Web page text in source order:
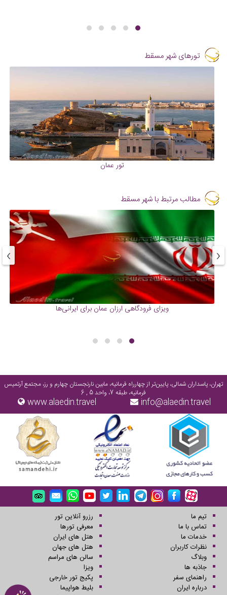
تورهای شهر مسقط
تور عمان
مطالب مرتبط با شهر مسقط
ویزای فرودگاهی ارزان عمان برای ایرانی‌ها
‹
›
تهران، پاسداران شمالی، پایین‌تر از چهارراه فرمانیه، مابین نارنجستان چهارم و رز، مجتمع آرتمیس
فرمانیه، طبقه 7، واحد 5 , 6
info@alaedin.travel
www.alaedin.travel
تیم ما
تماس با ما
خدمات ما
نظرات کاربران
وبلاگ
جاذبه ها
راهنمای سفر
درباره ایران
رزرو آنلاین تور
معرفی تورها
هتل های ایران
هتل های جهان
سالن های مراسم
ویزا
پکیج تور خارجی
بلیط هواپیما